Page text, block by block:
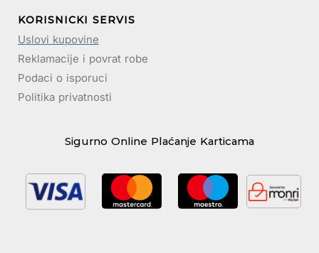
KORISNICKI SERVIS
Uslovi kupovine
Reklamacije i povrat robe
Podaci o isporuci
Politika privatnosti
Sigurno Online Plaćanje Karticama